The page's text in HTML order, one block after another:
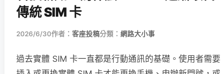
傳統 SIM 卡
2026/6/30作者： 客座投稿分類： 網路大小事
過去實體 SIM 卡一直都是行動通訊的基礎。使用者需要